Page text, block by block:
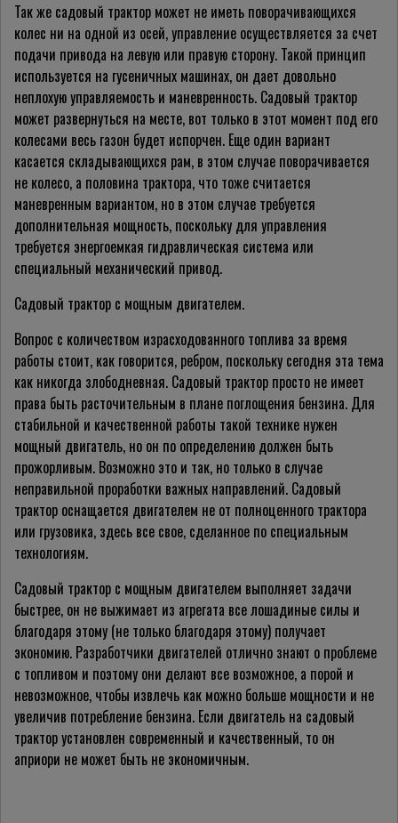
Так же садовый трактор может не иметь поворачивающихся
колес ни на одной из осей, управление осуществляется за счет
подачи привода на левую или правую сторону. Такой принцип
используется на гусеничных машинах, он дает довольно
неплохую управляемость и маневренность. Садовый трактор
может развернуться на месте, вот только в этот момент под его
колесами весь газон будет испорчен. Еще один вариант
касается складывающихся рам, в этом случае поворачивается
не колесо, а половина трактора, что тоже считается
маневренным вариантом, но в этом случае требуется
дополнительная мощность, поскольку для управления
требуется энергоемкая гидравлическая система или
специальный механический привод.
Садовый трактор с мощным двигателем.
Вопрос с количеством израсходованного топлива за время
работы стоит, как говорится, ребром, поскольку сегодня эта тема
как никогда злободневная. Садовый трактор просто не имеет
права быть расточительным в плане поглощения бензина. Для
стабильной и качественной работы такой технике нужен
мощный двигатель, но он по определению должен быть
прожорливым. Возможно это и так, но только в случае
неправильной проработки важных направлений. Садовый
трактор оснащается двигателем не от полноценного трактора
или грузовика, здесь все свое, сделанное по специальным
технологиям.
Садовый трактор с мощным двигателем выполняет задачи
быстрее, он не выжимает из агрегата все лошадиные силы и
благодаря этому (не только благодаря этому) получает
экономию. Разработчики двигателей отлично знают о проблеме
с топливом и поэтому они делают все возможное, а порой и
невозможное, чтобы извлечь как можно больше мощности и не
увеличив потребление бензина. Если двигатель на садовый
трактор установлен современный и качественный, то он
априори не может быть не экономичным.